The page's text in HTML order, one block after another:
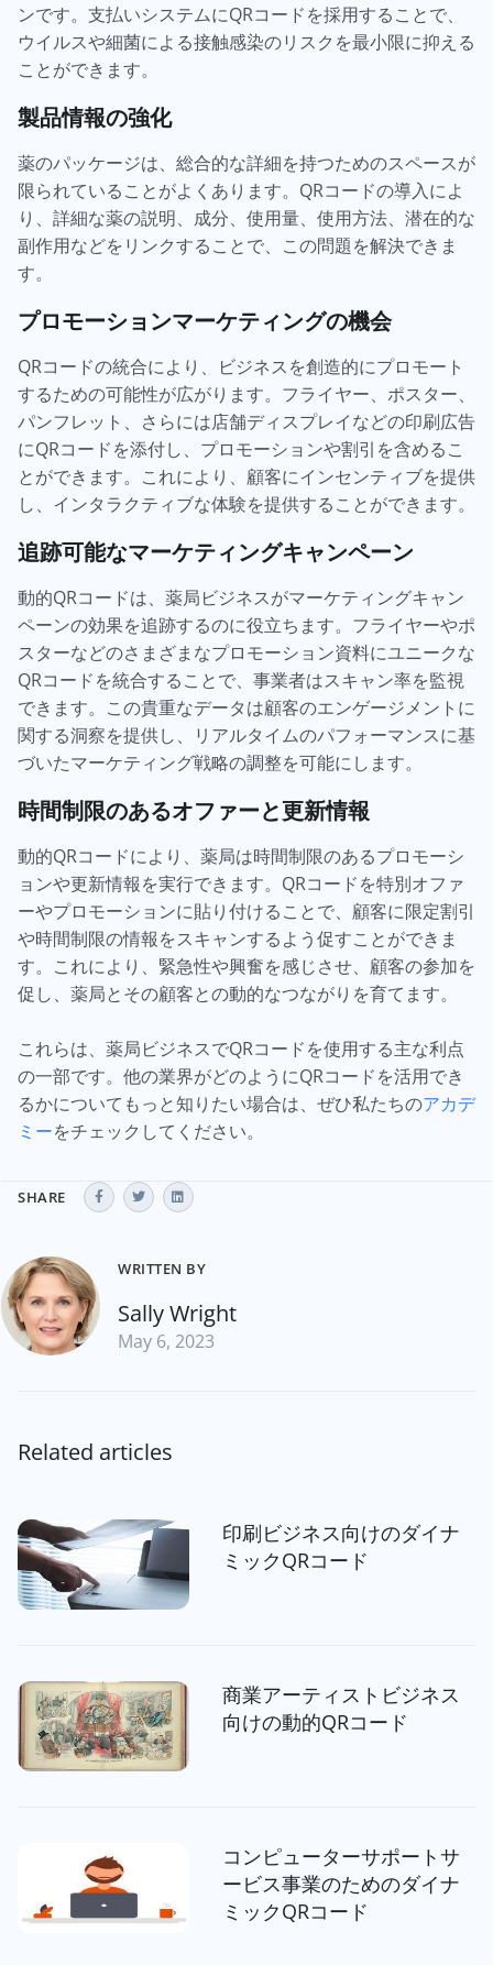
ンです。支払いシステムにQRコードを採用することで、
ウイルスや細菌による接触感染のリスクを最小限に抑える
ことができます。
製品情報の強化
薬のパッケージは、総合的な詳細を持つためのスペースが
限られていることがよくあります。QRコードの導入によ
り、詳細な薬の説明、成分、使用量、使用方法、潜在的な
副作用などをリンクすることで、この問題を解決できま
す。
プロモーションマーケティングの機会
QRコードの統合により、ビジネスを創造的にプロモート
するための可能性が広がります。フライヤー、ポスター、
パンフレット、さらには店舗ディスプレイなどの印刷広告
にQRコードを添付し、プロモーションや割引を含めるこ
とができます。これにより、顧客にインセンティブを提供
し、インタラクティブな体験を提供することができます。
追跡可能なマーケティングキャンペーン
動的QRコードは、薬局ビジネスがマーケティングキャン
ペーンの効果を追跡するのに役立ちます。フライヤーやポ
スターなどのさまざまなプロモーション資料にユニークな
QRコードを統合することで、事業者はスキャン率を監視
できます。この貴重なデータは顧客のエンゲージメントに
関する洞察を提供し、リアルタイムのパフォーマンスに基
づいたマーケティング戦略の調整を可能にします。
時間制限のあるオファーと更新情報
動的QRコードにより、薬局は時間制限のあるプロモーシ
ョンや更新情報を実行できます。QRコードを特別オファ
ーやプロモーションに貼り付けることで、顧客に限定割引
や時間制限の情報をスキャンするよう促すことができま
す。これにより、緊急性や興奮を感じさせ、顧客の参加を
促し、薬局とその顧客との動的なつながりを育てます。
これらは、薬局ビジネスでQRコードを使用する主な利点
の一部です。他の業界がどのようにQRコードを活用でき
るかについてもっと知りたい場合は、ぜひ私たちのアカデ
ミーをチェックしてください。
SHARE
WRITTEN BY
Sally Wright
May 6, 2023
Related articles
印刷ビジネス向けのダイナ
ミックQRコード
商業アーティストビジネス
向けの動的QRコード
コンピューターサポートサ
ービス事業のためのダイナ
ミックQRコード